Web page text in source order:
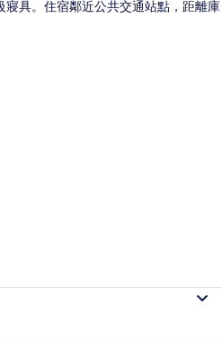
全景
具。住宿鄰近公共交通站點，距離庫